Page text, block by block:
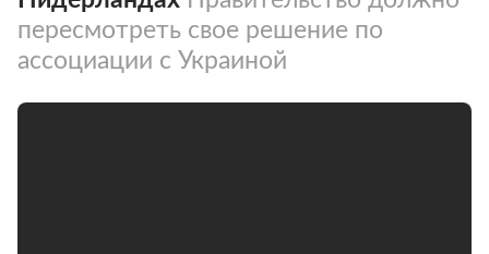
пересмотреть свое решение по
ассоциации с Украиной